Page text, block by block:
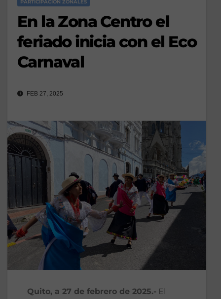
PARTICIPACIÓN ZONALES
En la Zona Centro el
feriado inicia con el Eco
Carnaval
FEB 27, 2025
Quito, a 27 de febrero de 2025.- El